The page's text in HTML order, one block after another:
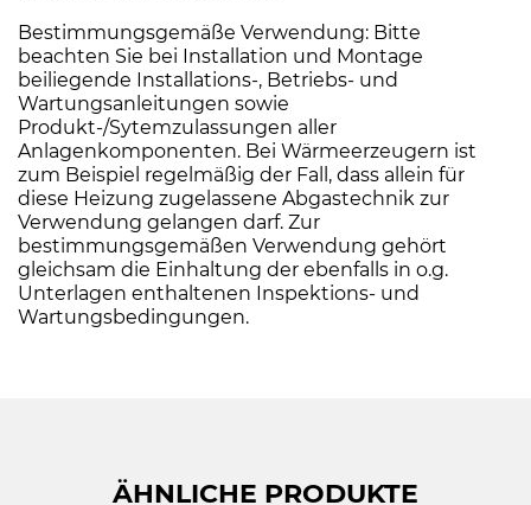
Bestimmungsgemäße Verwendung: Bitte
beachten Sie bei Installation und Montage
beiliegende Installations-, Betriebs- und
Wartungsanleitungen sowie
Produkt-/Sytemzulassungen aller
Anlagenkomponenten. Bei Wärmeerzeugern ist
zum Beispiel regelmäßig der Fall, dass allein für
diese Heizung zugelassene Abgastechnik zur
Verwendung gelangen darf. Zur
bestimmungsgemäßen Verwendung gehört
gleichsam die Einhaltung der ebenfalls in o.g.
Unterlagen enthaltenen Inspektions- und
Wartungsbedingungen.
ÄHNLICHE PRODUKTE